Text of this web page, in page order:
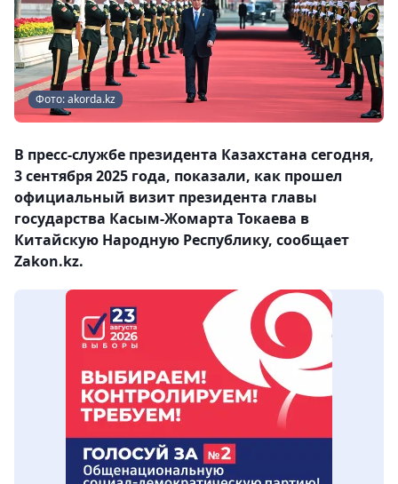
Фото: akorda.kz
В пресс-службе президента Казахстана сегодня,
3 сентября 2025 года, показали, как прошел
официальный визит президента главы
государства Касым-Жомарта Токаева в
Китайскую Народную Республику, сообщает
Zakon.kz.